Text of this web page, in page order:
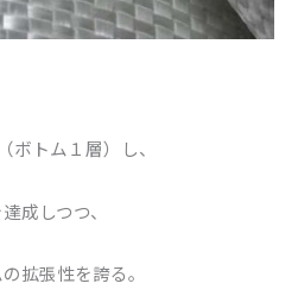
ボトム１層）し、
成しつつ、
拡張性を誇る。